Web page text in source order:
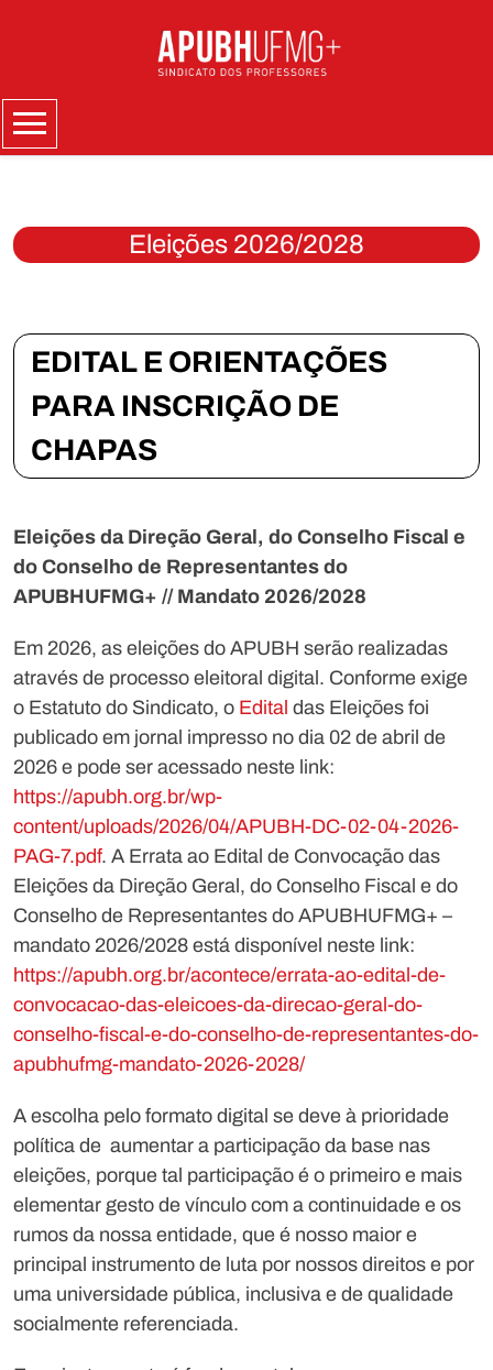
Menu
Eleições 2026/2028
EDITAL E ORIENTAÇÕES
PARA INSCRIÇÃO DE
CHAPAS
Eleições da Direção Geral, do Conselho Fiscal e
do Conselho de Representantes do
APUBHUFMG+ // Mandato 2026/2028
Em 2026, as eleições do APUBH serão realizadas
através de processo eleitoral digital. Conforme exige
o Estatuto do Sindicato, o Edital das Eleições foi
publicado em jornal impresso no dia 02 de abril de
2026 e pode ser acessado neste link:
https://apubh.org.br/wp-
content/uploads/2026/04/APUBH-DC-02-04-2026-
PAG-7.pdf. A Errata ao Edital de Convocação das
Eleições da Direção Geral, do Conselho Fiscal e do
Conselho de Representantes do APUBHUFMG+ –
mandato 2026/2028 está disponível neste link:
https://apubh.org.br/acontece/errata-ao-edital-de-
convocacao-das-eleicoes-da-direcao-geral-do-
conselho-fiscal-e-do-conselho-de-representantes-do-
apubhufmg-mandato-2026-2028/
A escolha pelo formato digital se deve à prioridade
política de aumentar a participação da base nas
eleições, porque tal participação é o primeiro e mais
elementar gesto de vínculo com a continuidade e os
rumos da nossa entidade, que é nosso maior e
principal instrumento de luta por nossos direitos e por
uma universidade pública, inclusiva e de qualidade
socialmente referenciada.